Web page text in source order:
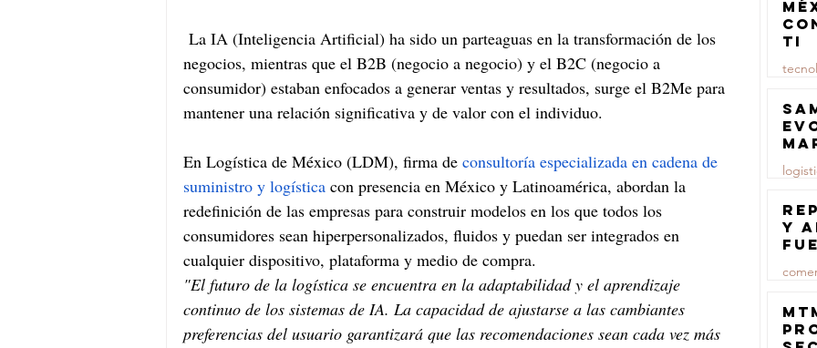
La IA (Inteligencia Artificial) ha sido un parteaguas en la transformación de los
negocios, mientras que el B2B (negocio a negocio) y el B2C (negocio a
consumidor) estaban enfocados a generar ventas y resultados, surge el B2Me para
mantener una relación significativa y de valor con el individuo.
En Logística de México (LDM), firma de consultoría especializada en cadena de
suministro y logística con presencia en México y Latinoamérica, abordan la
redefinición de las empresas para construir modelos en los que todos los
consumidores sean hiperpersonalizados, fluidos y puedan ser integrados en
cualquier dispositivo, plataforma y medio de compra.
"El futuro de la logística se encuentra en la adaptabilidad y el aprendizaje
continuo de los sistemas de IA. La capacidad de ajustarse a las cambiantes
preferencias del usuario garantizará que las recomendaciones sean cada vez más
TI
23 jul
23 jul
y
23 jul